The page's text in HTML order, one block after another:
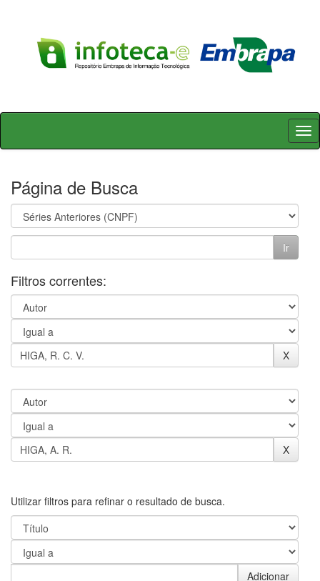
Skip
Página de Busca
Filtros correntes:
Utilizar filtros para refinar o resultado de busca.